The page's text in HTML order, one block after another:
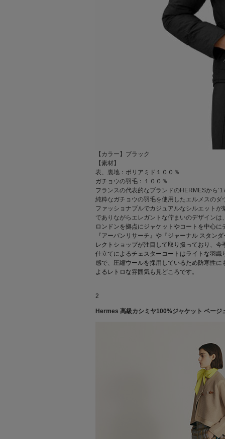
【カラー】ブラック
【素材】
表、裏地：ポリアミド１００％
ガチョウの羽毛：１００％
フランスの代表的なブランドのHERMESから
純粋なガチョウの羽毛を使用したエルメスのダ
ファッショナブルでカジュアルなシルエット
でありながらエレガントな佇まいのデザイン
ロンドンを拠点にジャケットやコートを中心
『アーバンリサーチ』や『ジャーナル スタン
レクトショップが注目して取り扱っており、
仕立てによるチェスターコートはライトな羽
感で、圧縮ウールを採用しているため防寒性
よるレトロな雰囲気も見どころです。
2
Hermes 高級カシミヤ100%ジャケット ベージ